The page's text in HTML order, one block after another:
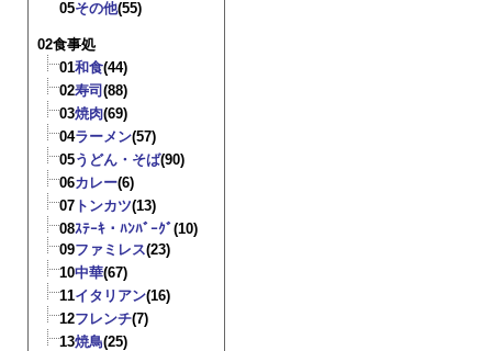
05その他(55)
02食事処
01和食(44)
02寿司 (88)
03焼肉(69)
04ラーメン(57)
05うどん・そば(90)
06カレー(6)
07 トンカツ(13)
08ｽﾃｰｷ・ﾊﾝﾊﾞｰｸﾞ(10)
09ファミレス(23)
10中華(67)
11イタリアン(16)
12フレンチ(7)
13焼鳥(25)